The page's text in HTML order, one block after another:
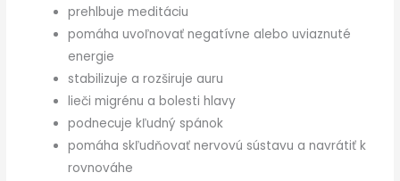
prehlbuje meditáciu
pomáha uvoľnovať negatívne alebo uviaznuté
energie
stabilizuje a rozširuje auru
lieči migrénu a bolesti hlavy
podnecuje kľudný spánok
pomáha skľudňovať nervovú sústavu a navrátiť k
rovnováhe